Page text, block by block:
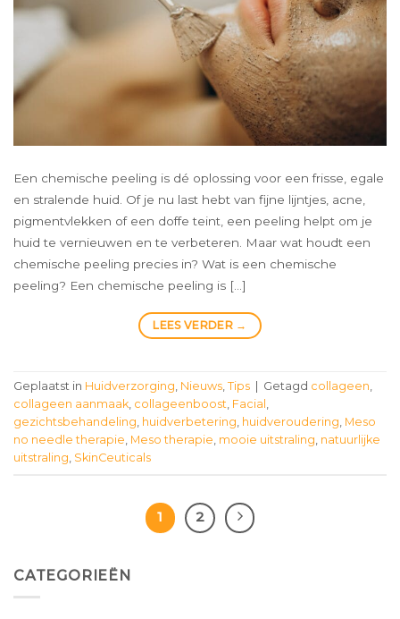
Een chemische peeling is dé oplossing voor een frisse, egale
en stralende huid. Of je nu last hebt van fijne lijntjes, acne,
pigmentvlekken of een doffe teint, een peeling helpt om je
huid te vernieuwen en te verbeteren. Maar wat houdt een
chemische peeling precies in? Wat is een chemische
peeling? Een chemische peeling is […]
LEES VERDER →
Geplaatst in Huidverzorging, Nieuws, Tips Getagd collageen,
collageen aanmaak, collageenboost, Facial ,
gezichtsbehandeling, huidverbetering, huidveroudering, Meso
no needle therapie, Meso therapie, mooie uitstraling, natuurlijke
uitstraling, SkinCeuticals
1 2
CATEGORIEËN